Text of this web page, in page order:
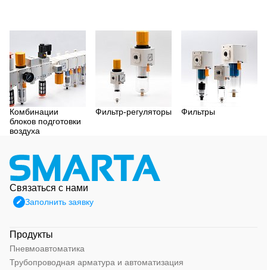
Комбинации
блоков подготовки
воздуха
Фильтр-регуляторы Фильтры
Связаться с нами
Заполнить заявку
Продукты
Пневмоавтоматика
Трубопроводная арматура и автоматизация